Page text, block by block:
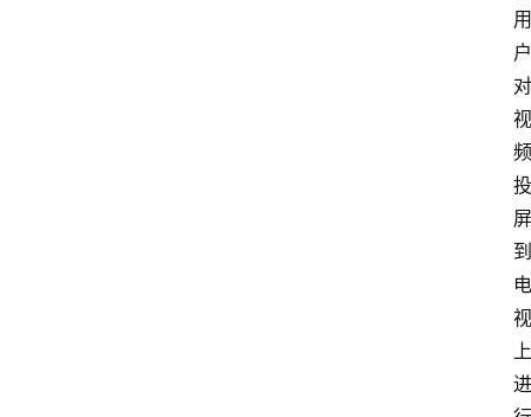
用
户
对
视
频
投
屏
到
电
视
上
进